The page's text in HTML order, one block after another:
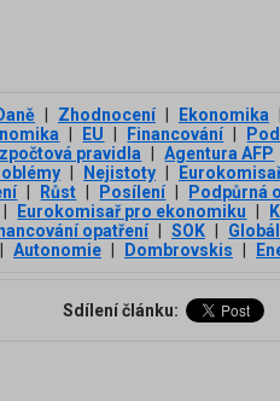
Zhodnocení Ekonomika
EU Financování
pravidla
Agentura AFP
Nejistoty
Růst Posílení
Podpůrná
Eurokomisař pro ekonomiku
opatření SOK
Autonomie Dombrovskis
Sdílení článku: